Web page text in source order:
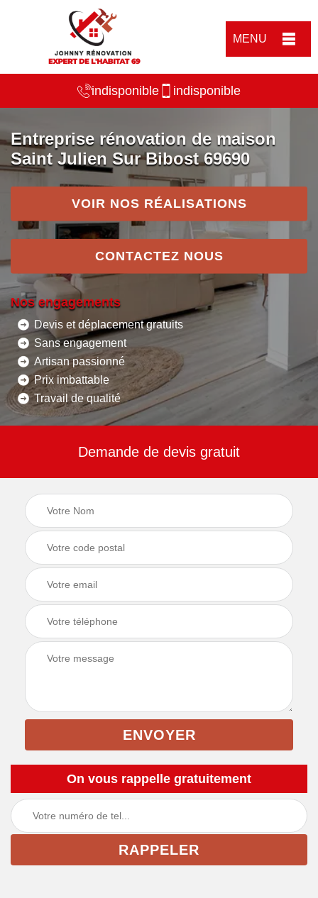
MENU
indisponible indisponible
Entreprise rénovation de maison
Saint Julien Sur Bibost 69690
VOIR NOS RÉALISATIONS
CONTACTEZ NOUS
Nos engagements
Devis et déplacement gratuits
Sans engagement
Artisan passionné
Prix imbattable
Travail de qualité
Demande de devis gratuit
On vous rappelle gratuitement